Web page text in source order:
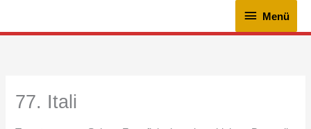
Menü
Menü
77. Itali